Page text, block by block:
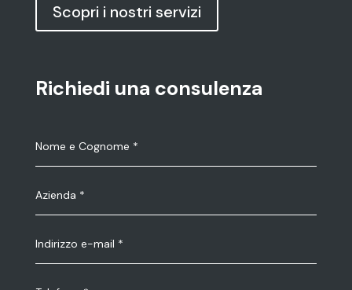
Scopri i nostri servizi
Richiedi una consulenza